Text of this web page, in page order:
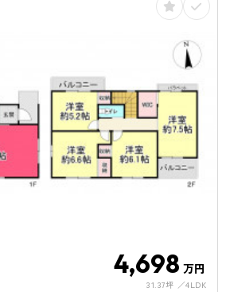
4,698 万円
31.37坪 4LDK